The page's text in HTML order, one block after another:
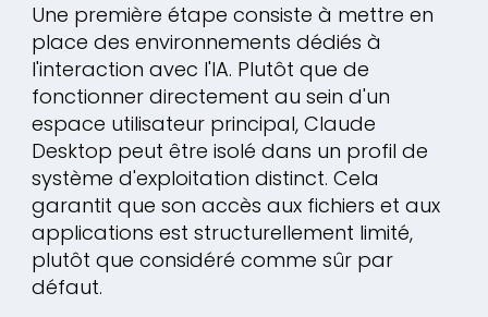
Une première étape consiste à mettre en
place des environnements dédiés à
l'interaction avec l'IA. Plutôt que de
fonctionner directement au sein d'un
espace utilisateur principal, Claude
Desktop peut être isolé dans un profil de
système d'exploitation distinct. Cela
garantit que son accès aux fichiers et aux
applications est structurellement limité,
plutôt que considéré comme sûr par
défaut.